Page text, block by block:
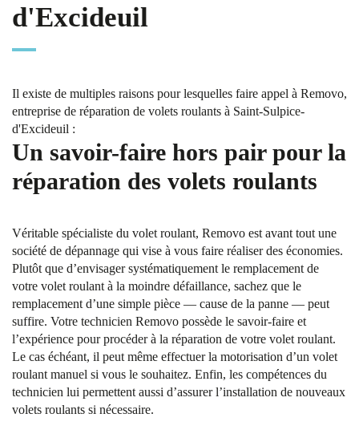
d'Excideuil
Il existe de multiples raisons pour lesquelles faire appel à Removo,
entreprise de réparation de volets roulants à Saint-Sulpice-
d'Excideuil :
Un savoir-faire hors pair pour la
réparation des volets roulants
Véritable spécialiste du volet roulant, Removo est avant tout une
société de dépannage qui vise à vous faire réaliser des économies.
Plutôt que d’envisager systématiquement le remplacement de
votre volet roulant à la moindre défaillance, sachez que le
remplacement d’une simple pièce — cause de la panne — peut
suffire. Votre technicien Removo possède le savoir-faire et
l’expérience pour procéder à la réparation de votre volet roulant.
Le cas échéant, il peut même effectuer la motorisation d’un volet
roulant manuel si vous le souhaitez. Enfin, les compétences du
technicien lui permettent aussi d’assurer l’installation de nouveaux
volets roulants si nécessaire.